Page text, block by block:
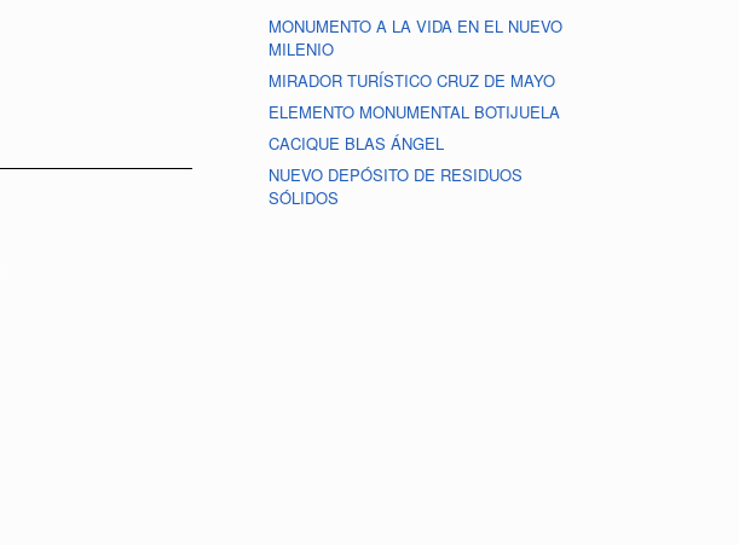
MONUMENTO A LA VIDA EN EL NUEVO
MILENIO
MIRADOR TURÍSTICO CRUZ DE MAYO
ELEMENTO MONUMENTAL BOTIJUELA
CACIQUE BLAS ÁNGEL
NUEVO DEPÓSITO DE RESIDUOS
SÓLIDOS